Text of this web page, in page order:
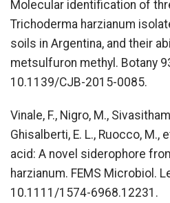
Molecular identification of
Trichoderma harzianum
soils in Argentina, and their
metsulfuron methyl. Botany
10.1139/CJB-2015-0085.
Vinale, F., Nigro, M.,
Ghisalberti, E. L., Ruocco, M.,
acid: A novel siderophore
harzianum. FEMS Microbiol.
10.1111/1574-6968.12231.